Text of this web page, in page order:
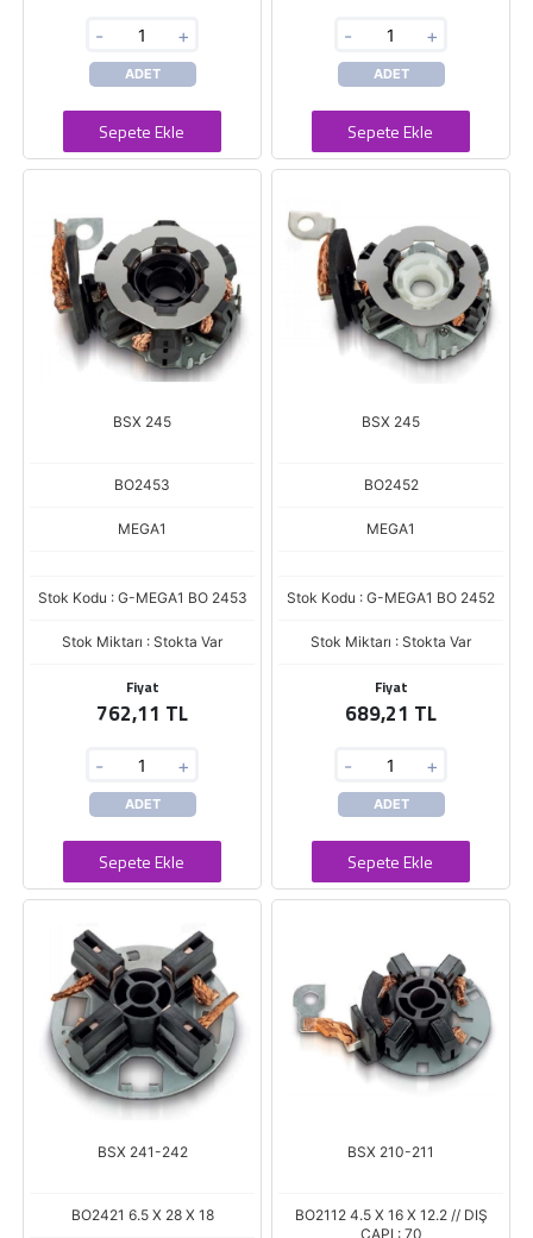
- +
ADET
Sepete Ekle
- +
ADET
Sepete Ekle
BSX 245
BO2453
MEGA1
Stok Kodu : G-MEGA1 BO 2453
Stok Miktarı : Stokta Var
Fiyat
762,11 TL
- +
ADET
Sepete Ekle
BSX 245
BO2452
MEGA1
Stok Kodu : G-MEGA1 BO 2452
Stok Miktarı : Stokta Var
Fiyat
689,21 TL
- +
ADET
Sepete Ekle
BSX 241-242
BO2421 6.5 X 28 X 18
BSX 210-211
BO2112 4.5 X 16 X 12.2 // DIŞ
ÇAPI : 70